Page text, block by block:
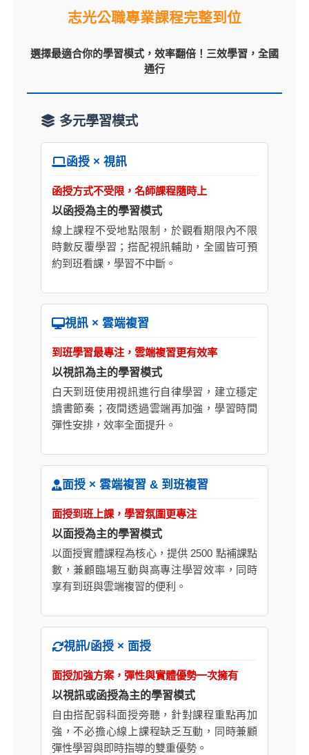
志光公職專業課程完整到位
選擇最適合你的學習模式，效率翻倍！三效學習，全國
通行
多元學習模式
函授 × 視訊
函授方式不受限，名師課程隨時上
以函授為主的學習模式
線上課程不受地點限制，於觀看期限內不限
時數反覆學習；搭配視訊輔助，全國皆可預
約到班看課，學習不中斷。
視訊 × 雲端複習
到班學習最專注，雲端複習更有效率
以視訊為主的學習模式
白天到班使用視訊進行自律學習，建立穩定
讀書節奏；夜間透過雲端再加強，學習時間
彈性安排，效率全面提升。
面授 × 雲端複習 & 到班複習
面授到班上課，學習氛圍更專注
以面授為主的學習模式
以面授實體課程為核心，提供 2500 點補課點
數，兼顧臨場互動與高專注學習效率，同時
享有到班與雲端複習的便利。
視訊/函授 × 面授
面授加強方案，彈性與實體優勢一次擁有
以視訊或函授為主的學習模式
自由搭配弱科面授旁聽，針對課程重點再加
強，不必擔心線上課程缺乏互動，同時兼顧
彈性學習與即時指導的雙重優勢。